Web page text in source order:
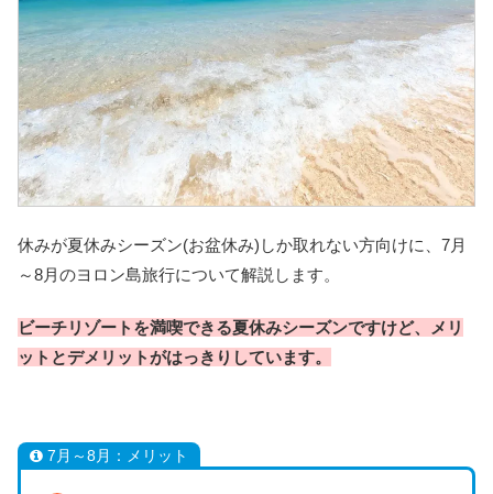
休みが夏休みシーズン(お盆休み)しか取れない方向けに、7月
～8月のヨロン島旅行について解説します。
ビーチリゾートを満喫できる夏休みシーズンですけど、メリ
ットとデメリットがはっきりしています。
7月～8月：メリット